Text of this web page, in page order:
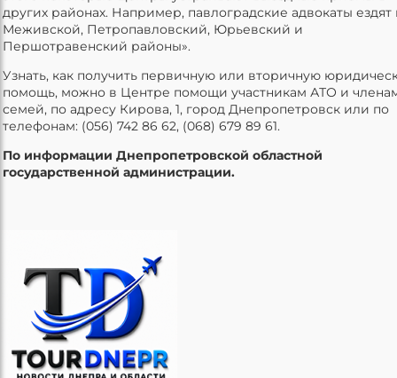
других районах. Например, павлоградские адвокаты ездят
Меживской, Петропавловский, Юрьевский и
Першотравенский районы».
Узнать, как получить первичную или вторичную
помощь, можно в Центре помощи участникам АТО и
семей, по адресу Кирова, 1, город Днепропетровск или по
телефонам: (056) 742 86 62, (068) 679 89 61.
По информации Днепропетровской областной
государственной администрации.